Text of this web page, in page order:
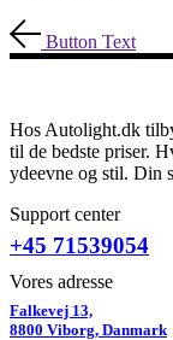
Button Text
Hos Autolight.dk
til de bedste priser.
ydeevne og stil. Din
Support center
+45 71539054
Vores adresse
Falkevej 13,
8800 Viborg, Danmark